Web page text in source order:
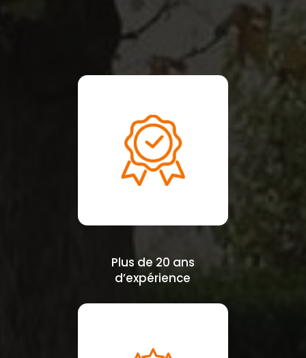
Plus de 20 ans
d’expérience